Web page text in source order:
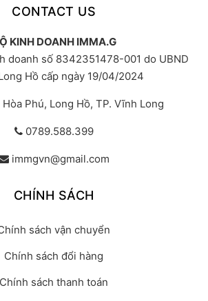
CONTACT US
KINH DOANH IMMA.G
doanh số 8342351478-001 do UBND
Hồ cấp ngày 19/04/2024
Phú, Long Hồ, TP. Vĩnh Long
0789.588.399
immgvn@gmail.com
CHÍNH SÁCH
sách vận chuyển
Chính sách đổi hàng
Chính sách thanh toán